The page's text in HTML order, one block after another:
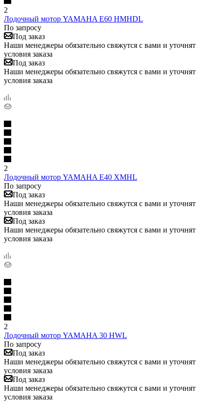
2
Лодочный мотор YAMAHA E60 HMHDL
По запросу
Под заказ
Наши менеджеры обязательно свяжутся с вами и уточнят
условия заказа
Под заказ
Наши менеджеры обязательно свяжутся с вами и уточнят
условия заказа
2
Лодочный мотор YAMAHA E40 XMHL
По запросу
Под заказ
Наши менеджеры обязательно свяжутся с вами и уточнят
условия заказа
Под заказ
Наши менеджеры обязательно свяжутся с вами и уточнят
условия заказа
2
Лодочный мотор YAMAHA 30 HWL
По запросу
Под заказ
Наши менеджеры обязательно свяжутся с вами и уточнят
условия заказа
Под заказ
Наши менеджеры обязательно свяжутся с вами и уточнят
условия заказа